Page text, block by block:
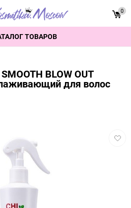
ТОВАРОВ
0
BLOW OUT
для волос